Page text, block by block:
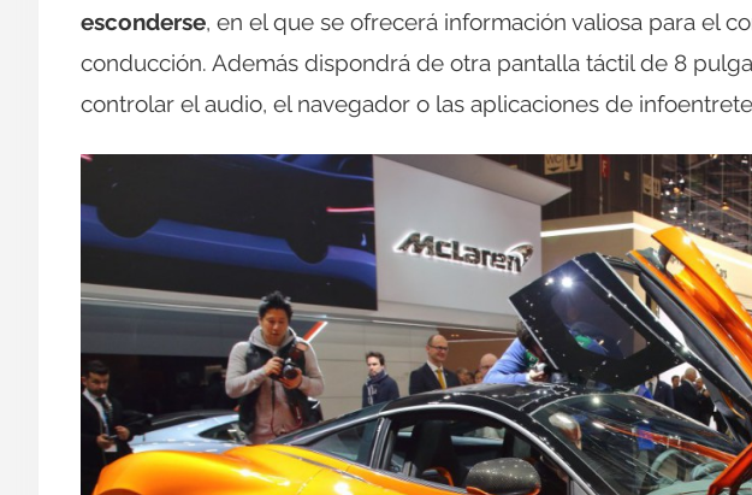
esconderse, en el que se ofrecerá información valiosa para el
conducción. Además dispondrá de otra pantalla táctil de 8
controlar el audio, el navegador o las aplicaciones de